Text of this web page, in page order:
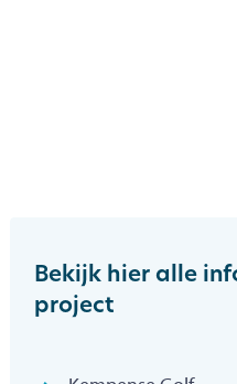
Bekijk hier alle
project